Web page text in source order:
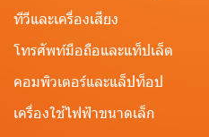
ทีวีและเครื่องเสียง
โทรศัพท์มือถือและแท็ปเล็ต
คอมพิวเตอร์และแล็ปท็อป
เครื่องใช้ไฟฟ้าขนาดเล็ก